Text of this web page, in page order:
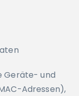
Geräte- und
Adressen),